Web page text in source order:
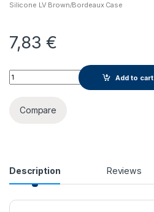
Silicone LV Brown/Bordeaux Case
7,83€
Maska za Huawei y7, 2019 quantityAdd to cart
Compare
Description Reviews